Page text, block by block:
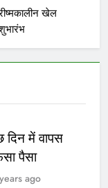
खेल
दिन में वापस
पैसा
ago